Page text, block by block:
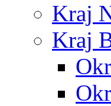
Kraj
Kraj